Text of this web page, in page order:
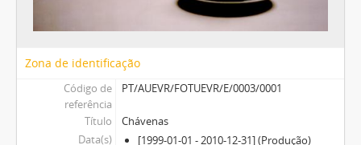
Zona de identificação
Código de
referência
PT/AUEVR/FOTUEVR/E/0003/0001
Título
Chávenas
Data(s)
[1999-01-01 - 2010-12-31] (Produção)